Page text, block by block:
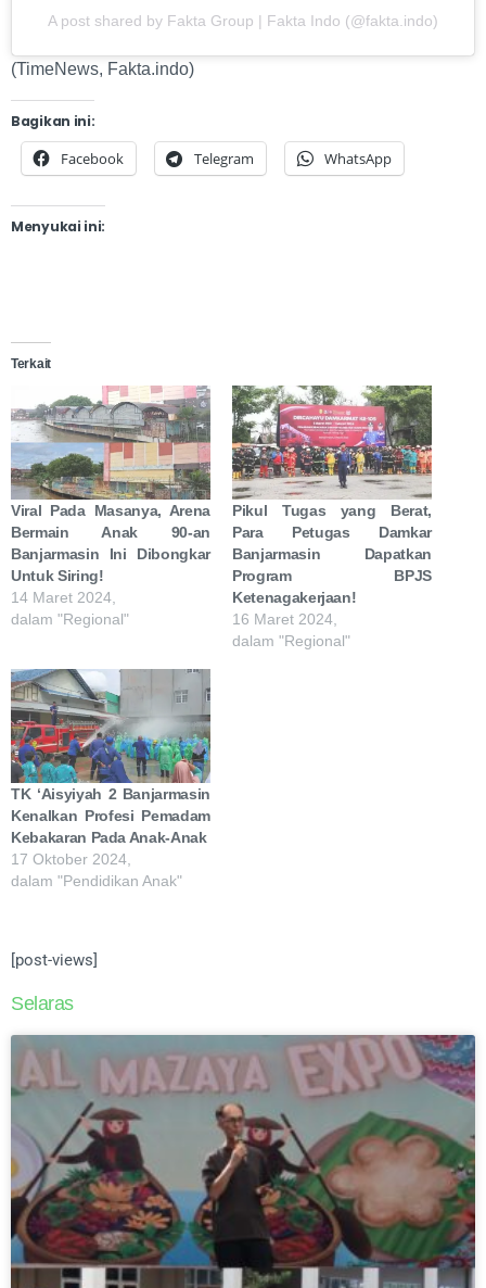
A post shared by Fakta Group | Fakta Indo (@fakta.indo)
(TimeNews, Fakta.indo)
Bagikan ini:
Facebook Telegram WhatsApp
Menyukai ini:
Terkait
Viral Pada Masanya, Arena
Bermain Anak 90-an
Banjarmasin Ini Dibongkar
Untuk Siring!
14 Maret 2024,
dalam "Regional"
Pikul Tugas yang Berat,
Para Petugas Damkar
Banjarmasin Dapatkan
Program BPJS
Ketenagakerjaan!
16 Maret 2024,
dalam "Regional"
TK ‘Aisyiyah 2 Banjarmasin
Kenalkan Profesi Pemadam
Kebakaran Pada Anak-Anak
17 Oktober 2024,
dalam "Pendidikan Anak"
[post-views]
Selaras